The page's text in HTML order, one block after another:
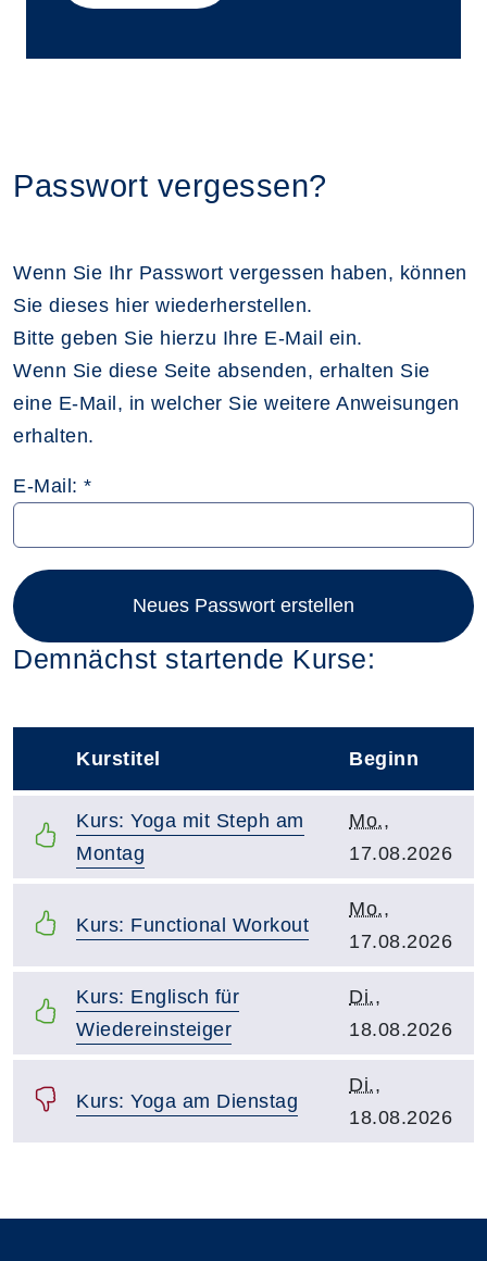
Passwort vergessen?
Wenn Sie Ihr Passwort vergessen haben, können
Sie dieses hier wiederherstellen.
Bitte geben Sie hierzu Ihre E-Mail ein.
Wenn Sie diese Seite absenden, erhalten Sie
eine E-Mail, in welcher Sie weitere Anweisungen
erhalten.
E-Mail: *
Neues Passwort erstellen
Demnächst startende Kurse:
Kurstitel Beginn
Kurstitel:
Kurs: Yoga mit Steph am
Montag
Kursbeginn:
Mo.,
17.08.2026
Kurstitel:
Kurs: Functional Workout
Kursbeginn:
Mo.,
17.08.2026
Kurstitel:
Kurs: Englisch für
Wiedereinsteiger
Kursbeginn:
Di.,
18.08.2026
Kurstitel:
Kurs: Yoga am Dienstag
Kursbeginn:
Di.,
18.08.2026